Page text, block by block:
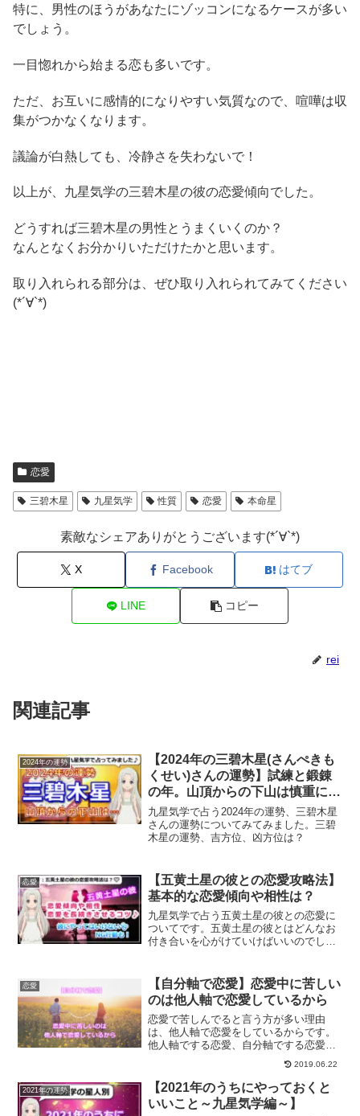
特に、男性のほうがあなたにゾッコンになるケースが多い
でしょう。
一目惚れから始まる恋も多いです。
ただ、お互いに感情的になりやすい気質なので、喧嘩は収
集がつかなくなります。
議論が白熱しても、冷静さを失わないで！
以上が、九星気学の三碧木星の彼の恋愛傾向でした。
どうすれば三碧木星の男性とうまくいくのか？
なんとなくお分かりいただけたかと思います。
取り入れられる部分は、ぜひ取り入れられてみてください
(*´∀`*)
恋愛
三碧木星 九星気学 性質 恋愛 本命星
素敵なシェアありがとうございます(*´∀`*)
X Facebook はてブ
LINE コピー
rei
関連記事
2024年の運勢
【2024年の三碧木星(さんぺきも
くせい)さんの運勢】試練と鍛錬
の年。山頂からの下山は慎重に、
ゆっくりと
九星気学で占う2024年の運勢、三碧木星
さんの運勢についてみてみました。三碧
木星の運勢、吉方位、凶方位は？
恋愛
【五黄土星の彼との恋愛攻略法】
基本的な恋愛傾向や相性は？
九星気学で占う五黄土星の彼との恋愛に
ついてです。五黄土星の彼とはどんなお
付き合いを心がけていけばいいのでしょ
いても解説していきます。
恋愛
【自分軸で恋愛】恋愛中に苦しい
のは他人軸で恋愛しているから
恋愛で苦しんでると言う方が多い理由
は、他人軸で恋愛をしているからです。
他人軸でする恋愛、自分軸でする恋愛に
ついて、自分軸で恋愛をすることでハッ
ピーな恋愛をする方法について、またよ
り自分軸が大切なツインレイとの恋愛に
ついてご紹介します。
2019.06.22
2021年の運勢
【2021年のうちにやっておくと
いいこと～九星気学編～】